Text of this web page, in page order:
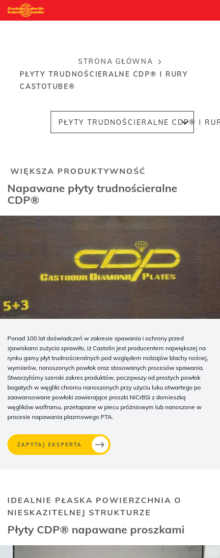
Przejdź
do
Ścieżka
nawigacyjna
STRONA GŁÓWNA
PŁYTY TRUDNOŚCIERALNE CDP® I RURY
CASTOTUBE®
PŁYTY TRUDNOŚCIERALNE CDP® I
WIĘKSZA PRODUKTYWNOŚĆ
Napawane płyty trudnościeralne
CDP®
Ponad 100 lat doświadczeń w zakresie spawania i ochrony przed
zjawiskami zużycia sprawiło, iż Castolin jest producentem największej na
rynku gamy płyt trudnościeralnych pod względem rodzajów blachy nośnej,
wymiarów, nanoszonych powłok oraz stosowanych procesów spawania.
Stworzyliśmy szeroki zakres produktów, począwszy od prostych powłok
bogatych w węgliki chromu nanoszonych przy użyciu luku otwartego po
zaawansowane powłoki zawierające proszki NiCrBSi z domieszką
węglików wolframu, przetapiane w piecu próżniowym lub nanoszone w
procesie napawania plazmowego PTA.
ZAPYTAJ EKSPERTA
IDEALNIE PŁASKA POWIERZCHNIA O
NIESKAZITELNEJ STRUKTURZE
Płyty CDP® napawane proszkami